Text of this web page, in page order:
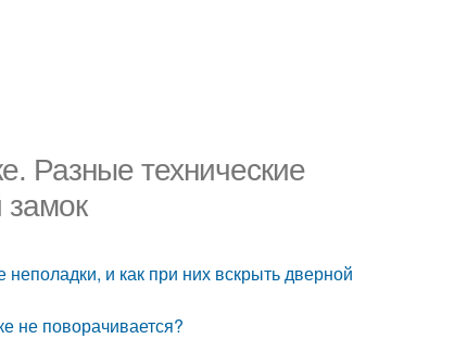
Разные технические
замок
и как при них вскрыть дверной
не поворачивается?